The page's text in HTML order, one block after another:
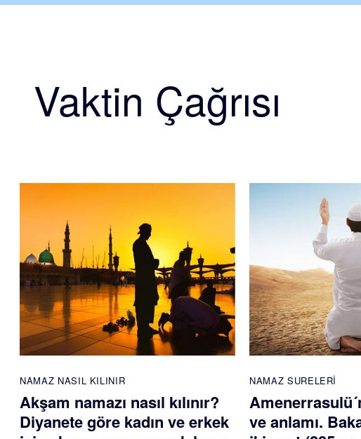
Vaktin Çağrısı
NAMAZ NASIL KILINIR
Akşam namazı nasıl kılınır?
Diyanete göre kadın ve erkek
NAMAZ SURELERI
ve anlamı.